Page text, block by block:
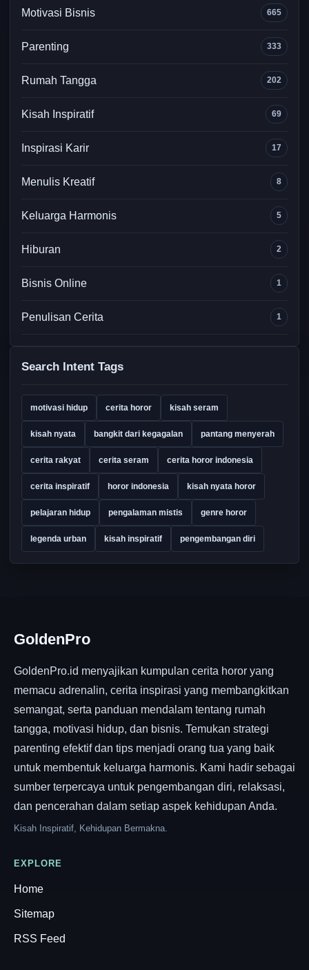
Motivasi Bisnis 665
Parenting 333
Rumah Tangga 202
Kisah Inspiratif 69
Inspirasi Karir 17
Menulis Kreatif 8
Keluarga Harmonis 5
Hiburan 2
Bisnis Online 1
Penulisan Cerita 1
Search Intent Tags
motivasi hidup cerita horor kisah seram
kisah nyata bangkit dari kegagalan pantang menyerah
cerita rakyat cerita seram cerita horor indonesia
cerita inspiratif horor indonesia kisah nyata horor
pelajaran hidup pengalaman mistis genre horor
legenda urban kisah inspiratif pengembangan diri
GoldenPro
GoldenPro.id menyajikan kumpulan cerita horor yang
memacu adrenalin, cerita inspirasi yang membangkitkan
semangat, serta panduan mendalam tentang rumah
tangga, motivasi hidup, dan bisnis. Temukan strategi
parenting efektif dan tips menjadi orang tua yang baik
untuk membentuk keluarga harmonis. Kami hadir sebagai
sumber terpercaya untuk pengembangan diri, relaksasi,
dan pencerahan dalam setiap aspek kehidupan Anda.
Kisah Inspiratif, Kehidupan Bermakna.
EXPLORE
Home
Sitemap
RSS Feed